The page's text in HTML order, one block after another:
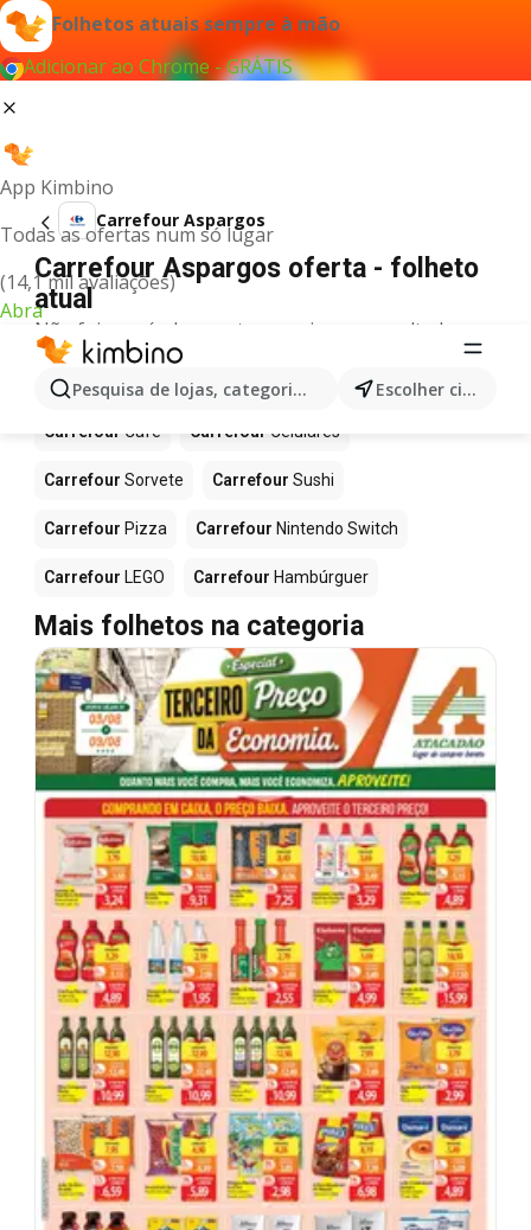
Folhetos atuais sempre à mão
Adicionar ao Chrome - GRÁTIS
App Kimbino
Todas as ofertas num só lugar
(14,1 mil avaliações)
Abra
Pesquisa de lojas, categorias,produtos... Escolher cidade
Carrefour Aspargos
Carrefour Aspargos oferta - folheto
atual
Não foi possível encontrar quaisquer resultados
para este termo.
Mais produtos em Carrefour
Carrefour Café Carrefour Celulares
Carrefour Sorvete Carrefour Sushi
Carrefour Pizza Carrefour Nintendo Switch
Carrefour LEGO Carrefour Hambúrguer
Mais folhetos na categoria